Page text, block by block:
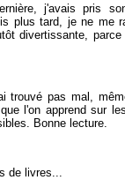
j'avais pris
plus tard, je ne me
divertissante, parce
trouvé pas mal,
l'on apprend sur
Bonne lecture.
de livres...